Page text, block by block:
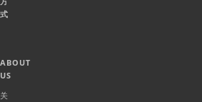
式
ABOUT
US
关